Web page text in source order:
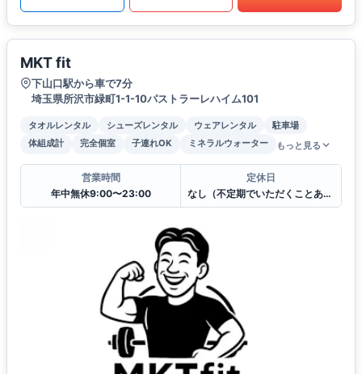
MKT fit
下山口駅から車で7分
埼玉県所沢市緑町1-1-10パストラーレハイム101
タオルレンタル シューズレンタル ウェアレンタル
駐車場
体組成計
完全個室 子連れOK ミネラルウォーター もっと見る
営業時間
年中無休9:00〜23:00
定休日
なし（不定期でいただくことあります）